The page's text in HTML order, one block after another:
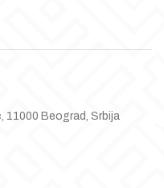
11000 Beograd, Srbija